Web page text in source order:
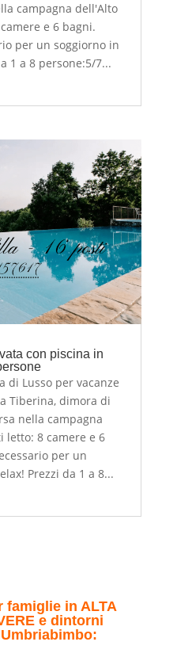
campagna dell'Alto
e 6 bagni.
per un soggiorno in
1 a 8 persone:5/7...
con piscina in
di Lusso per vacanze
Tiberina, dimora di
nella campagna
letto: 8 camere e 6
per un
Prezzi da 1 a 8...
famiglie in ALTA
e dintorni